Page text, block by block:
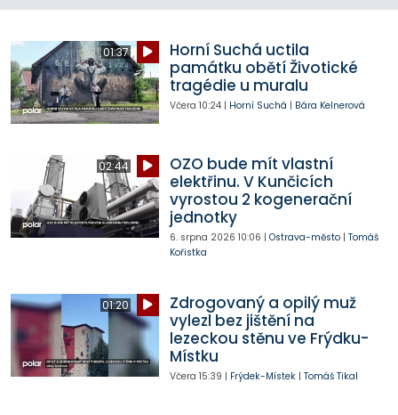
01:37
Horní Suchá uctila
památku obětí Životické
tragédie u muralu
Včera 10:24| Horní Suchá | Bára Kelnerová
02:44
OZO bude mít vlastní
elektřinu. V Kunčicích
vyrostou 2 kogenerační
jednotky
6. srpna 2026 10:06 | Ostrava-město| Tomáš
Kořistka
01:20
Zdrogovaný a opilý muž
vylezl bez jištění na
lezeckou stěnu ve Frýdku-
Místku
Včera 15:39 | Frýdek-Místek| Tomáš Tikal